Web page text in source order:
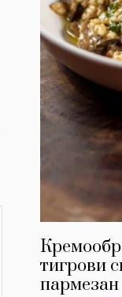
тигрови
пармезан